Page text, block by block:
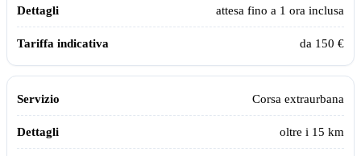
attesa fino a 1 ora inclusa
da 150 €
Corsa extraurbana
oltre i 15 km